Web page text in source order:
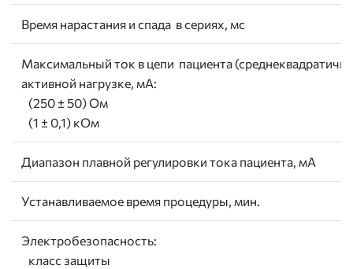
Время нарастания и спада в сериях, мс
Максимальный ток в цепи пациента
активной нагрузке, мА:
(250 ± 50) Ом
(1 ± 0,1) кОм
Диапазон плавной регулировки тока пациента, мА
Устанавливаемое время процедуры, мин.
Электробезопасность:
класс защиты